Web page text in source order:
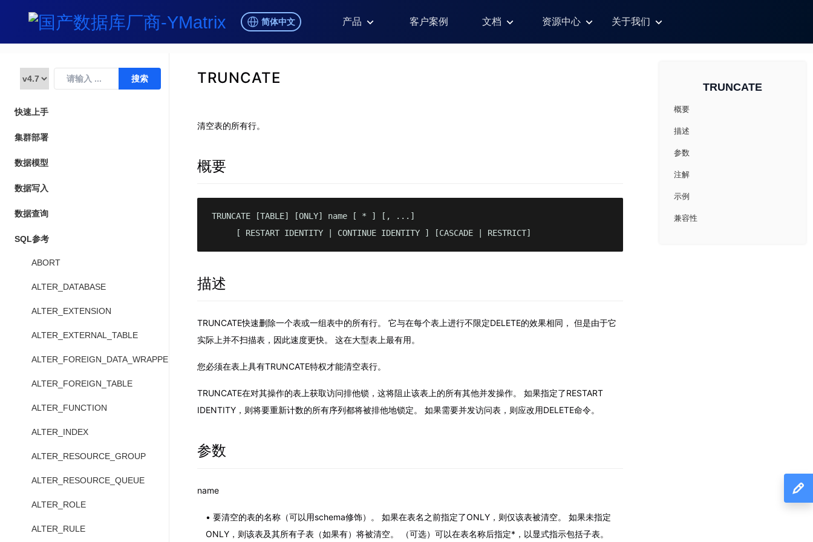
简体中文 产品 客户案例 文档 资源中心 关于我们
快速上手
集群部署
数据模型
数据写入
数据查询
SQL参考
ABORT
ALTER_DATABASE
ALTER_EXTENSION
ALTER_EXTERNAL_TABLE
ALTER_FOREIGN_DATA_WRAPPER
ALTER_FOREIGN_TABLE
ALTER_FUNCTION
ALTER_INDEX
ALTER_RESOURCE_GROUP
ALTER_RESOURCE_QUEUE
ALTER_ROLE
ALTER_RULE
TRUNCATE
清空表的所有行。
概要
TRUNCATE [TABLE] [ONLY] name [ * ] [, ...]
     [ RESTART IDENTITY | CONTINUE IDENTITY ] [CASCADE | RESTRICT]
描述
TRUNCATE快速删除一个表或一组表中的所有行。 它与在每个表上进行不限定DELETE的效果相同， 但是由于它
实际上并不扫描表，因此速度更快。 这在大型表上最有用。
您必须在表上具有TRUNCATE特权才能清空表行。
TRUNCATE在对其操作的表上获取访问排他锁，这将阻止该表上的所有其他并发操作。 如果指定了RESTART
IDENTITY，则将要重新计数的所有序列都将被排他地锁定。 如果需要并发访问表，则应改用DELETE命令。
参数
name
要清空的表的名称（可以用schema修饰）。 如果在表名之前指定了ONLY，则仅该表被清空。 如果未指定
ONLY，则该表及其所有子表（如果有）将被清空。 （可选）可以在表名称后指定*，以显式指示包括子表。
TRUNCATE
概要
描述
参数
注解
示例
兼容性